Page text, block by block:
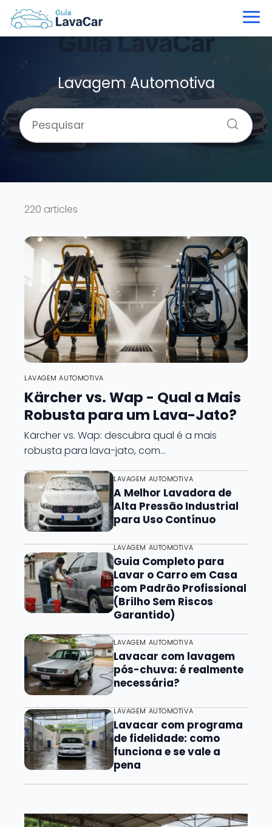
Lavagem Automotiva
220 articles
LAVAGEM AUTOMOTIVA
Kärcher vs. Wap - Qual a Mais
Robusta para um Lava-Jato?
Kärcher vs. Wap: descubra qual é a mais
robusta para lava-jato, com…
LAVAGEM AUTOMOTIVA
A Melhor Lavadora de
Alta Pressão Industrial
para Uso Contínuo
LAVAGEM AUTOMOTIVA
Guia Completo para
Lavar o Carro em Casa
com Padrão Profissional
(Brilho Sem Riscos
Garantido)
LAVAGEM AUTOMOTIVA
Lavacar com lavagem
pós-chuva: é realmente
necessária?
LAVAGEM AUTOMOTIVA
Lavacar com programa
de fidelidade: como
funciona e se vale a
pena